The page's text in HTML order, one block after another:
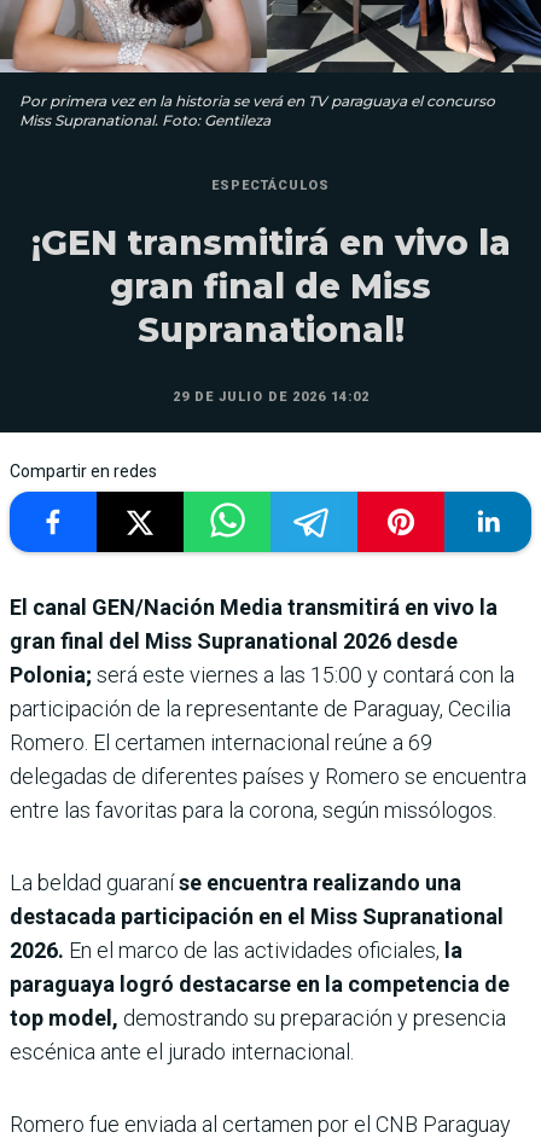
Por primera vez en la historia se verá en TV paraguaya el concurso
Miss Supranational. Foto: Gentileza
ESPECTÁCULOS
¡GEN transmitirá en vivo la
gran final de Miss
Supranational!
29 DE JULIO DE 2026 14:02
Compartir en redes
El canal GEN/Nación Media transmitirá en vivo la
gran final del Miss Supranational 2026 desde
Polonia; será este viernes a las 15:00 y contará con la
participación de la representante de Paraguay, Cecilia
Romero. El certamen internacional reúne a 69
delegadas de diferentes países y Romero se encuentra
entre las favoritas para la corona, según missólogos.
La beldad guaraníse encuentra realizando una
destacada participación en el Miss Supranational
2026. En el marco de las actividades oficiales, la
paraguaya logró destacarse en la competencia de
top model, demostrando su preparación y presencia
escénica ante el jurado internacional.
Romero fue enviada al certamen por el CNB Paraguay